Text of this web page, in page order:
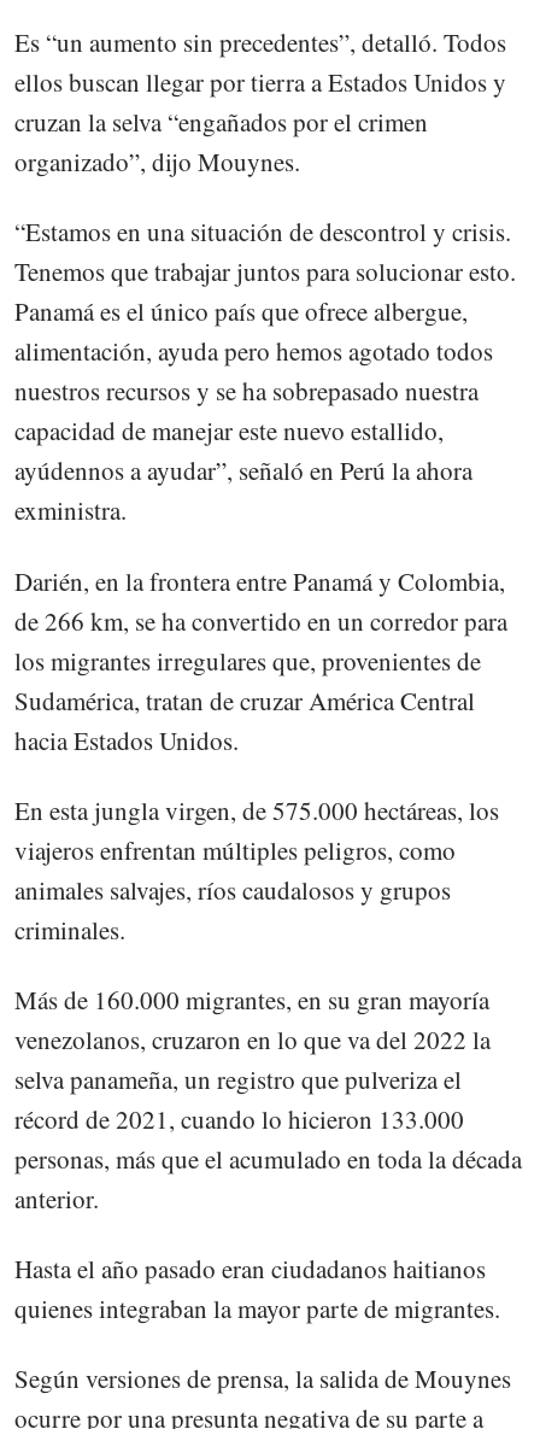
Es “un aumento sin precedentes”, detalló. Todos
ellos buscan llegar por tierra a Estados Unidos y
cruzan la selva “engañados por el crimen
organizado”, dijo Mouynes.
“Estamos en una situación de descontrol y crisis.
Tenemos que trabajar juntos para solucionar esto.
Panamá es el único país que ofrece albergue,
alimentación, ayuda pero hemos agotado todos
nuestros recursos y se ha sobrepasado nuestra
capacidad de manejar este nuevo estallido,
ayúdennos a ayudar”, señaló en Perú la ahora
exministra.
Darién, en la frontera entre Panamá y Colombia,
de 266 km, se ha convertido en un corredor para
los migrantes irregulares que, provenientes de
Sudamérica, tratan de cruzar América Central
hacia Estados Unidos.
En esta jungla virgen, de 575.000 hectáreas, los
viajeros enfrentan múltiples peligros, como
animales salvajes, ríos caudalosos y grupos
criminales.
Más de 160.000 migrantes, en su gran mayoría
venezolanos, cruzaron en lo que va del 2022 la
selva panameña, un registro que pulveriza el
récord de 2021, cuando lo hicieron 133.000
personas, más que el acumulado en toda la década
anterior.
Hasta el año pasado eran ciudadanos haitianos
quienes integraban la mayor parte de migrantes.
Según versiones de prensa, la salida de Mouynes
ocurre por una presunta negativa de su parte a